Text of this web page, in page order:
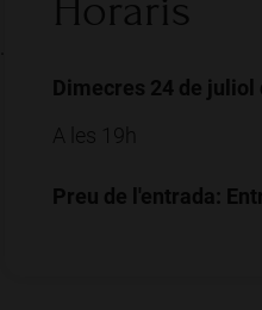
Dimecres 24 de juliol
A les 19h
Preu de l'entrada: